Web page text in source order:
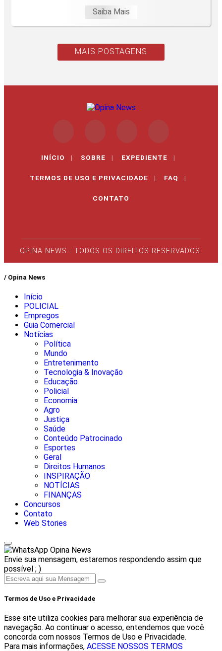
Saiba Mais
MAIS POSTAGENS
INÍCIO | SOBRE | EXPEDIENTE |
TERMOS DE USO E PRIVACIDADE | FAQ |
CONTATO
OPINA NEWS - TODOS OS DIREITOS RESERVADOS.
/ Opina News
Início
POLICIAL
Empregos
Guia Comercial
Notícias
Política
Mundo
Entretenimento
Tecnologia & Inovação
Educação
Policial
Economia
Agro
Justiça
Saúde
Conteúdo Patrocinado
Esportes
Geral
Direitos Humanos
INSPIRAÇÃO
NOTÍCIAS
FINANÇAS
Concursos
Contato
Web Stories
Opina News
Envie sua mensagem, estaremos respondendo assim que
possível ; )
Termos de Uso e Privacidade
Esse site utiliza cookies para melhorar sua experiência de
navegação. Ao continuar o acesso, entendemos que você
concorda com nossos Termos de Uso e Privacidade.
Para mais informações, ACESSE NOSSOS TERMOS